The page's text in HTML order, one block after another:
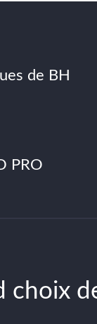
de BH
PRO
choix